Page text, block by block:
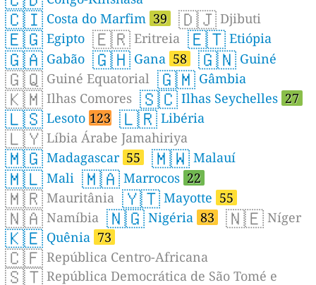
🇨🇮 Costa do Marfim 39 🇩🇯 Djibuti
🇪🇬 Egipto 🇪🇷 Eritreia 🇪🇹 Etiópia
🇬🇦 Gabão 🇬🇭 Gana 58 🇬🇳 Guiné
🇬🇶 Guiné Equatorial 🇬🇲 Gâmbia
🇰🇲 Ilhas Comores 🇸🇨 Ilhas Seychelles 27
🇱🇸 Lesoto 123 🇱🇷 Libéria
🇱🇾 Líbia Árabe Jamahiriya
🇲🇬 Madagascar 55 🇲🇼 Malauí
🇲🇱 Mali 🇲🇦 Marrocos 22
🇲🇷 Mauritânia 🇾🇹 Mayotte 55
🇳🇦 Namíbia 🇳🇬 Nigéria 83 🇳🇪 Níger
🇰🇪 Quênia 73
🇨🇫 República Centro-Africana
🇸🇹 República Democrática de São Tomé e